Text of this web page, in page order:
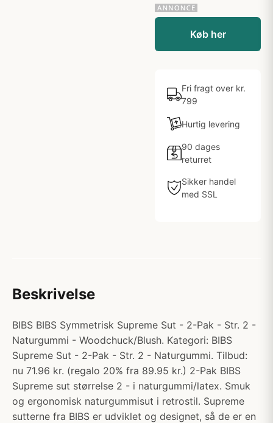
Køb her
Fri fragt over kr.
799
Hurtig levering
90 dages
returret
Sikker handel
med SSL
Beskrivelse
BIBS BIBS Symmetrisk Supreme Sut - 2-Pak - Str. 2 -
Naturgummi - Woodchuck/Blush. Kategori: BIBS
Supreme Sut - 2-Pak - Str. 2 - Naturgummi. Tilbud:
nu 71.96 kr. (regalo 20% fra 89.95 kr.) 2-Pak BIBS
Supreme sut størrelse 2 - i naturgummi/latex. Smuk
og ergonomisk naturgummisut i retrostil. Supreme
sutterne fra BIBS er udviklet og designet, så de er en